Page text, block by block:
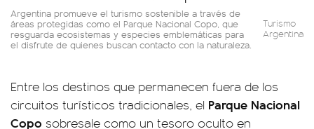
Argentina promueve el turismo sostenible a través de
áreas protegidas como el Parque Nacional Copo, que
resguarda ecosistemas y especies emblemáticas para
el disfrute de quienes buscan contacto con la naturaleza.
Turismo
Argentina
Entre los destinos que permanecen fuera de los
circuitos turísticos tradicionales, el Parque Nacional
Copo sobresale como un tesoro oculto en